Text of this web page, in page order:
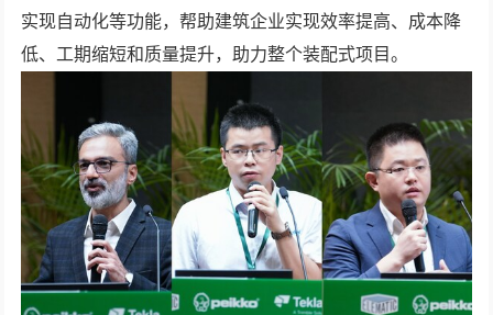
实现自动化等功能，帮助建筑企业实现效率提高、成本降
低、工期缩短和质量提升，助力整个装配式项目。